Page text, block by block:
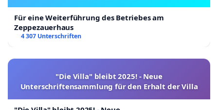
Für eine Weiterführung des Betriebes am
Zeppezauerhaus
4 307 Unterschriften
"Die Villa" bleibt 2025! - Neue
Unterschriftensammlung für den Erhalt der Villa